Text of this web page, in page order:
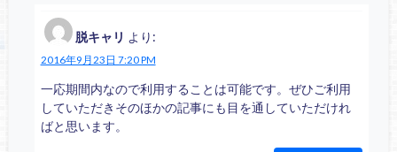
脱キャリ より:
2016年9月23日 7:20 PM
一応期間内なので利用することは可能です。ぜひご利用
していただきそのほかの記事にも目を通していただけれ
ばと思います。